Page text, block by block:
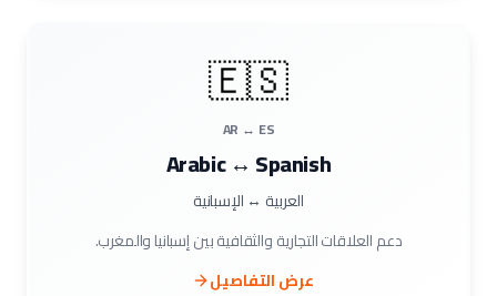
🇪🇸
AR ↔ ES
Arabic ↔ Spanish
العربية ↔ الإسبانية
دعم العلاقات التجارية والثقافية بين إسبانيا والمغرب.
عرض التفاصيل